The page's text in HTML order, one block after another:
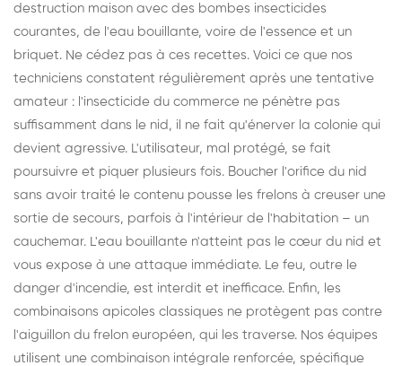
destruction maison avec des bombes insecticides
courantes, de l'eau bouillante, voire de l'essence et un
briquet. Ne cédez pas à ces recettes. Voici ce que nos
techniciens constatent régulièrement après une tentative
amateur : l'insecticide du commerce ne pénètre pas
suffisamment dans le nid, il ne fait qu'énerver la colonie qui
devient agressive. L'utilisateur, mal protégé, se fait
poursuivre et piquer plusieurs fois. Boucher l'orifice du nid
sans avoir traité le contenu pousse les frelons à creuser une
sortie de secours, parfois à l'intérieur de l'habitation – un
cauchemar. L'eau bouillante n'atteint pas le cœur du nid et
vous expose à une attaque immédiate. Le feu, outre le
danger d'incendie, est interdit et inefficace. Enfin, les
combinaisons apicoles classiques ne protègent pas contre
l'aiguillon du frelon européen, qui les traverse. Nos équipes
utilisent une combinaison intégrale renforcée, spécifique